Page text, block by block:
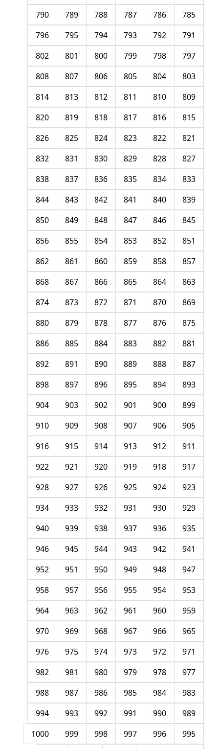
785
786
787
788
789
790
791
792
793
794
795
796
797
798
799
800
801
802
803
804
805
806
807
808
809
810
811
812
813
814
815
816
817
818
819
820
821
822
823
824
825
826
827
828
829
830
831
832
833
834
835
836
837
838
839
840
841
842
843
844
845
846
847
848
849
850
851
852
853
854
855
856
857
858
859
860
861
862
863
864
865
866
867
868
869
870
871
872
873
874
875
876
877
878
879
880
881
882
883
884
885
886
887
888
889
890
891
892
893
894
895
896
897
898
899
900
901
902
903
904
905
906
907
908
909
910
911
912
913
914
915
916
917
918
919
920
921
922
923
924
925
926
927
928
929
930
931
932
933
934
935
936
937
938
939
940
941
942
943
944
945
946
947
948
949
950
951
952
953
954
955
956
957
958
959
960
961
962
963
964
965
966
967
968
969
970
971
972
973
974
975
976
977
978
979
980
981
982
983
984
985
986
987
988
989
990
991
992
993
994
995
996
997
998
999
1000